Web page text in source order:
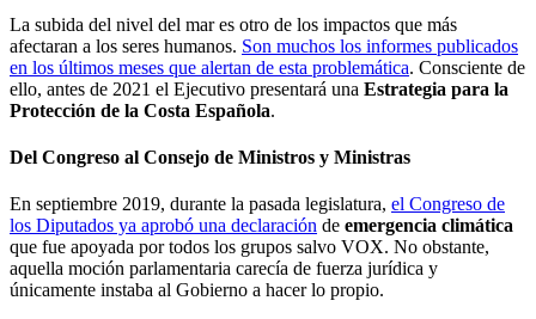
La subida del nivel del mar es otro de los impactos que más
afectaran a los seres humanos. Son muchos los informes publicados
en los últimos meses que alertan de esta problemática. Consciente de
ello, antes de 2021 el Ejecutivo presentará una Estrategia para la
Protección de la Costa Española.
Del Congreso al Consejo de Ministros y Ministras
En septiembre 2019, durante la pasada legislatura, el Congreso de
los Diputados ya aprobó una declaración de emergencia climática
que fue apoyada por todos los grupos salvo VOX. No obstante,
aquella moción parlamentaria carecía de fuerza jurídica y
únicamente instaba al Gobierno a hacer lo propio.